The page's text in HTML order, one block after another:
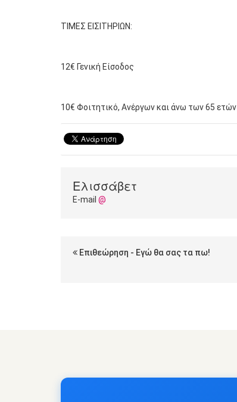
ΤΙΜΕΣ ΕΙΣΙΤΗΡΙΩΝ:
12€ Γενική Είσοδος
10€ Φοιτητικό, Ανέργων και άνω των 65 ετών
Ελισσάβετ
E-mail @
Επιθεώρηση - Εγώ θα σας τα πω!